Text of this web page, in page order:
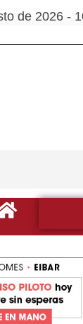
de 2026 -